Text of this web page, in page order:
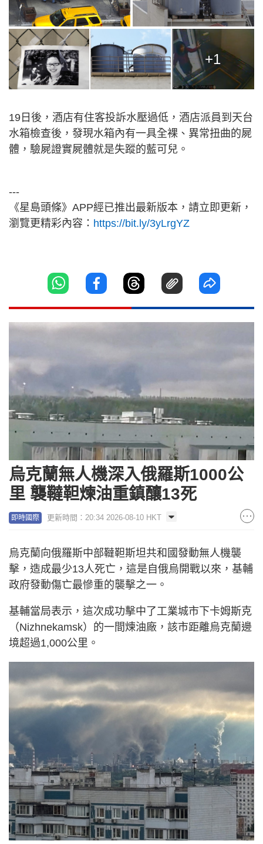
+1
19日後，酒店有住客投訴水壓過低，酒店派員到天台
水箱檢查後，發現水箱內有一具全裸、異常扭曲的屍
體，驗屍證實屍體就是失蹤的藍可兒。
---
《星島頭條》APP經已推出最新版本，請立即更新，
瀏覽更精彩內容： https://bit.ly/3yLrgYZ
烏克蘭無人機深入俄羅斯1000公
里 襲韃靼煉油重鎮釀13死
即時國際 更新時間：20:34 2026-08-10 HKT
烏克蘭向俄羅斯中部韃靼斯坦共和國發動無人機襲
擊，造成最少13人死亡，這是自俄烏開戰以來，基輔
政府發動傷亡最慘重的襲擊之一。
基輔當局表示，這次成功擊中了工業城市下卡姆斯克
（Nizhnekamsk）的一間煉油廠，該市距離烏克蘭邊
境超過1,000公里。